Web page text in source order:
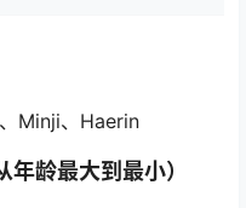
Minji、Haerin
龄最大到最小）